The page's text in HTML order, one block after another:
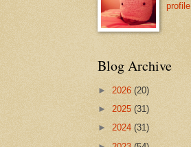
profile
Blog Archive
► 2026 (20)
► 2025 (31)
► 2024 (31)